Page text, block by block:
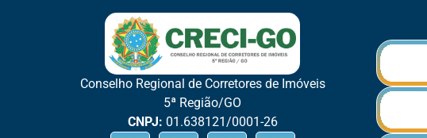
Conselho Regional de Corretores de Imóveis
5ª Região/GO
CNPJ: 01.638121/0001-26